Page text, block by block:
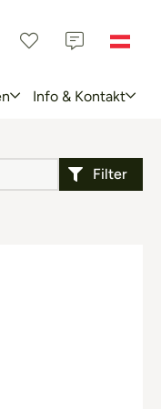
Info & Kontakt
Filter